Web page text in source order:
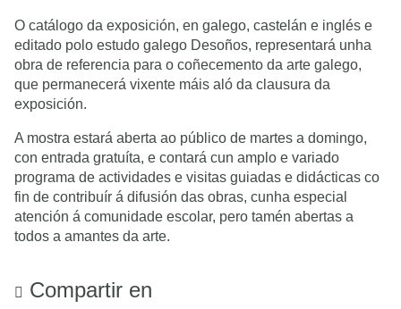
O catálogo da exposición, en galego, castelán e inglés e
editado polo estudo galego Desoños, representará unha
obra de referencia para o coñecemento da arte galego,
que permanecerá vixente máis aló da clausura da
exposición.
A mostra estará aberta ao público de martes a domingo,
con entrada gratuíta, e contará cun amplo e variado
programa de actividades e visitas guiadas e didácticas co
fin de contribuír á difusión das obras, cunha especial
atención á comunidade escolar, pero tamén abertas a
todos a amantes da arte.
Compartir en